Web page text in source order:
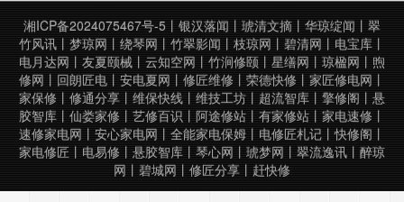
湘ICP备2024075467号-5 丨 银汉落闻 丨 琥清文摘 丨 华琼绽闻 丨 翠
竹风讯 丨 梦琼网 丨 绕琴网 丨 竹翠影闻 丨 枝琼网 丨 碧清网 丨 电宝库 丨
电月达网 丨 友夏颐械 丨 云知空网 丨 竹涧修颐 丨 星缮网 丨 琼楹网 丨 煦
修网 丨 回朗匠电 丨 安电夏网 丨 修匠维修 丨 荣德快修 丨 家匠修电网 丨
家保修 丨 修通分享 丨 维保快线 丨 维技工坊 丨 超流智库 丨 擎修阁 丨 悬
胶智库 丨 仙娄家修 丨 艺修百识 丨 阿途修站 丨 有家修站 丨 家电速修 丨
速修家电网 丨 安心家电网 丨 全能家电保姆 丨 电修匠札记 丨快修阁 丨
家电修匠 丨 电易修 丨 悬胶智库 丨 琴心网 丨 琥梦网 丨 翠流逸讯 丨 醉琼
网 丨 碧城网 丨 修匠分享 丨 赶快修